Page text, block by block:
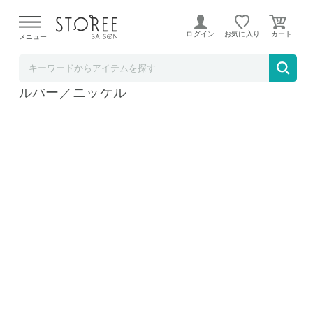
よる配送遅延が発生しております。
メニュー ログイン お気に入り
スティック掃除機 Dyson V8 SV25 FF NI2 シ
ルバー／ニッケル